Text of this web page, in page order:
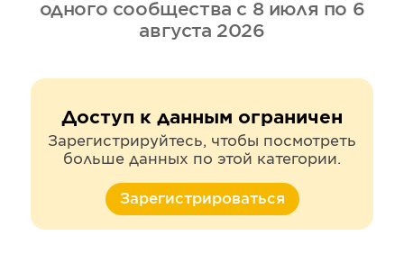
одного сообщества с 8 июля по 6
августа 2026
Доступ к данным ограничен
Зарегистрируйтесь, чтобы посмотреть
больше данных по этой категории.
Зарегистрироваться